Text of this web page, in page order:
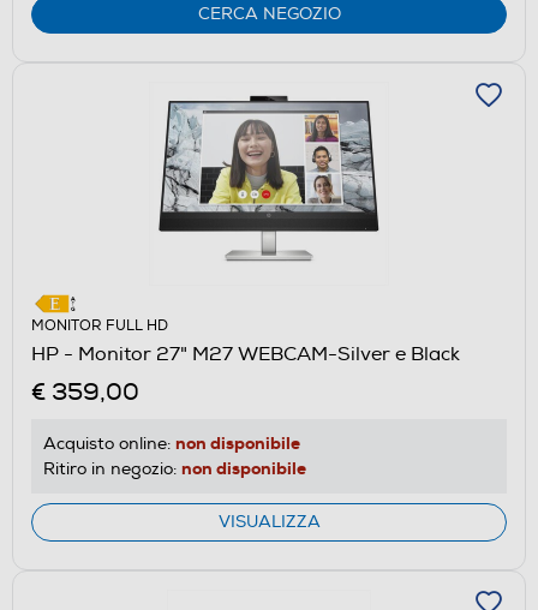
CERCA NEGOZIO
MONITOR FULL HD
HP - Monitor 27" M27 WEBCAM-Silver e Black
€ 359,00
Acquisto online: non disponibile
Ritiro in negozio: non disponibile
VISUALIZZA